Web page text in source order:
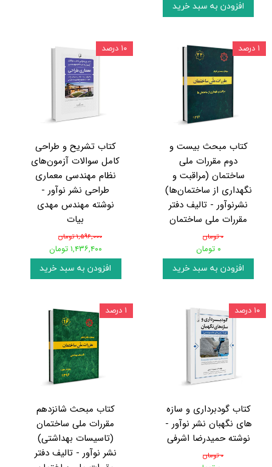
افزودن به سبد خرید
کتاب مبحث بیست و
دوم مقررات ملی
ساختمان (مراقبت و
نگهداری از ساختمان‌ها)
نشرنوآور - تالیف دفتر
مقررات ملی ساختمان
۰ تومان
۰ تومان
افزودن به سبد خرید
۱ درصد
کتاب تشریح و طراحی
کامل سوالات آزمون‌های
نظام مهندسی معماری
طراحی نشر نوآور -
نوشته مهندس مهدی
بیات
۱,۵۹۶,۰۰۰ تومان
۱,۴۳۶,۴۰۰ تومان
افزودن به سبد خرید
۱۰ درصد
کتاب گودبرداری و سازه
های نگهبان نشر نوآور -
نوشته حمیدرضا اشرفی
۰ تومان
۱۰ درصد
کتاب مبحث شانزدهم
مقررات ملی ساختمان
(تاسیسات بهداشتی)
نشر نوآور - تالیف دفتر
۱ درصد